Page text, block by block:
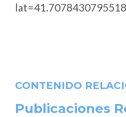
CONTENIDO
Publicaciones